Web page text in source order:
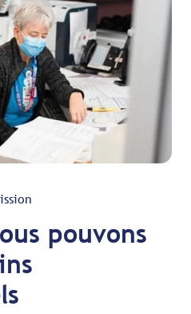
pouvons